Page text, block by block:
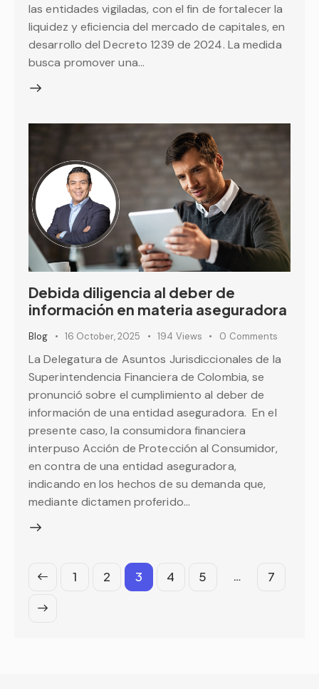
las entidades vigiladas, con el fin de fortalecer la
liquidez y eficiencia del mercado de capitales, en
desarrollo del Decreto 1239 de 2024. La medida
busca promover una…
Debida diligencia al deber de
información en materia aseguradora
Blog 16 October, 2025 194 Views 0 Comments
La Delegatura de Asuntos Jurisdiccionales de la
Superintendencia Financiera de Colombia, se
pronunció sobre el cumplimiento al deber de
información de una entidad aseguradora. En el
presente caso, la consumidora financiera
interpuso Acción de Protección al Consumidor,
en contra de una entidad aseguradora,
indicando en los hechos de su demanda que,
mediante dictamen proferido…
1 2 3 4 5 … 7